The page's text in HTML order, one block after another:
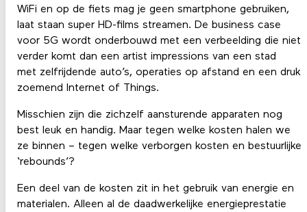
WiFi en op de fiets mag je geen smartphone gebruiken,
laat staan super HD-films streamen. De business case
voor 5G wordt onderbouwd met een verbeelding die niet
verder komt dan een artist impressions van een stad
met zelfrijdende auto’s, operaties op afstand en een druk
zoemend Internet of Things.
Misschien zijn die zichzelf aansturende apparaten nog
best leuk en handig. Maar tegen welke kosten halen we
ze binnen – tegen welke verborgen kosten en bestuurlijke
‘rebounds’?
Een deel van de kosten zit in het gebruik van energie en
materialen. Alleen al de daadwerkelijke energieprestatie